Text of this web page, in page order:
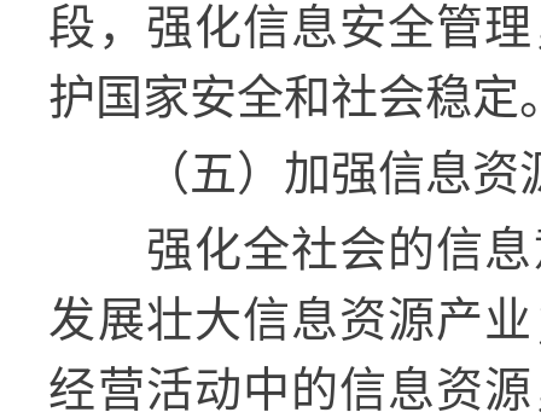
段，强化信息安全管
护国家安全和社会稳定
（五）加强信息
强化全社会的信
发展壮大信息资源产
经营活动中的信息资